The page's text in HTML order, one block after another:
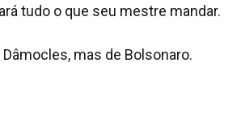
tudo o que seu mestre mandar.
mas de Bolsonaro.